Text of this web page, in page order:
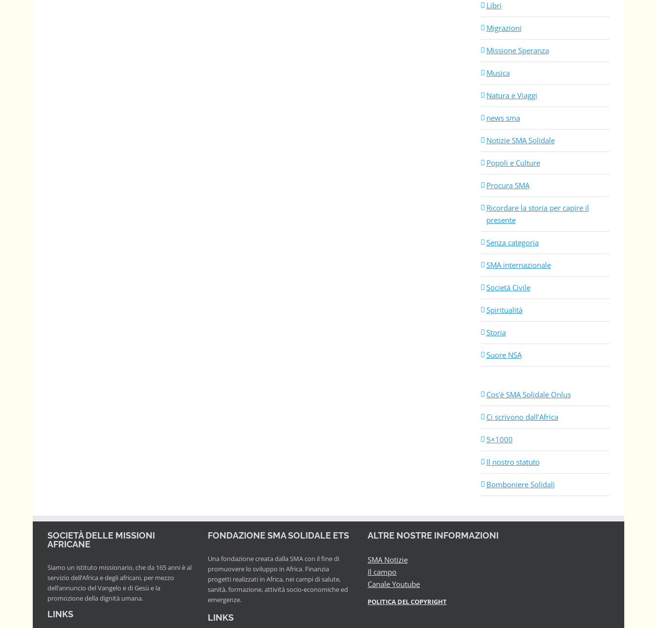
Libri
Migrazioni
Missione Speranza
Musica
Natura e Viaggi
news sma
Notizie SMA Solidale
Popoli e Culture
Procura SMA
Ricordare la storia per capire il
presente
Senza categoria
SMA internazionale
Società Civile
Spiritualità
Storia
Suore NSA
Cos’è SMA Solidale Onlus
Ci scrivono dall’Africa
5×1000
Il nostro statuto
Bomboniere Solidali
SOCIETÀ DELLE MISSIONI
AFRICANE
Siamo un istituto missionario, che da 165 anni è al
servizio dell’Africa e degli africani, per mezzo
dell’annuncio del Vangelo e di Gesù e la
promozione della dignità umana.
LINKS
FONDAZIONE SMA SOLIDALE ETS
Una fondazione creata dalla SMA con il fine di
promuovere lo sviluppo in Africa. Finanzia
progetti realizzati in Africa, nei campi di salute,
sanità, formazione, attività socio-economiche ed
emergenze.
ALTRE NOSTRE INFORMAZIONI
SMA Notizie
Il campo
Canale Youtube
POLITICA DEL COPYRIGHT
LINKS